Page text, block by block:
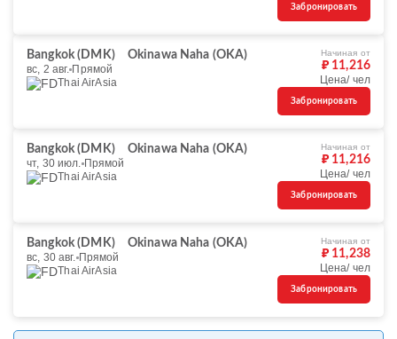
Забронировать
Bangkok (DMK)
Okinawa Naha (OKA)
вс, 2 авг. Прямой
Thai AirAsia
Начиная от
₽ 11,216
Цена/ чел
Забронировать
Bangkok (DMK)
Okinawa Naha (OKA)
чт, 30 июл. Прямой
Thai AirAsia
Начиная от
₽ 11,216
Цена/ чел
Забронировать
Bangkok (DMK)
Okinawa Naha (OKA)
вс, 30 авг. Прямой
Thai AirAsia
Начиная от
₽ 11,238
Цена/ чел
Забронировать